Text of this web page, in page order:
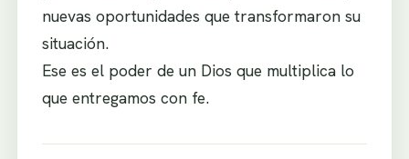
nuevas oportunidades que transformaron su
situación.
Ese es el poder de un Dios que multiplica lo
que entregamos con fe.